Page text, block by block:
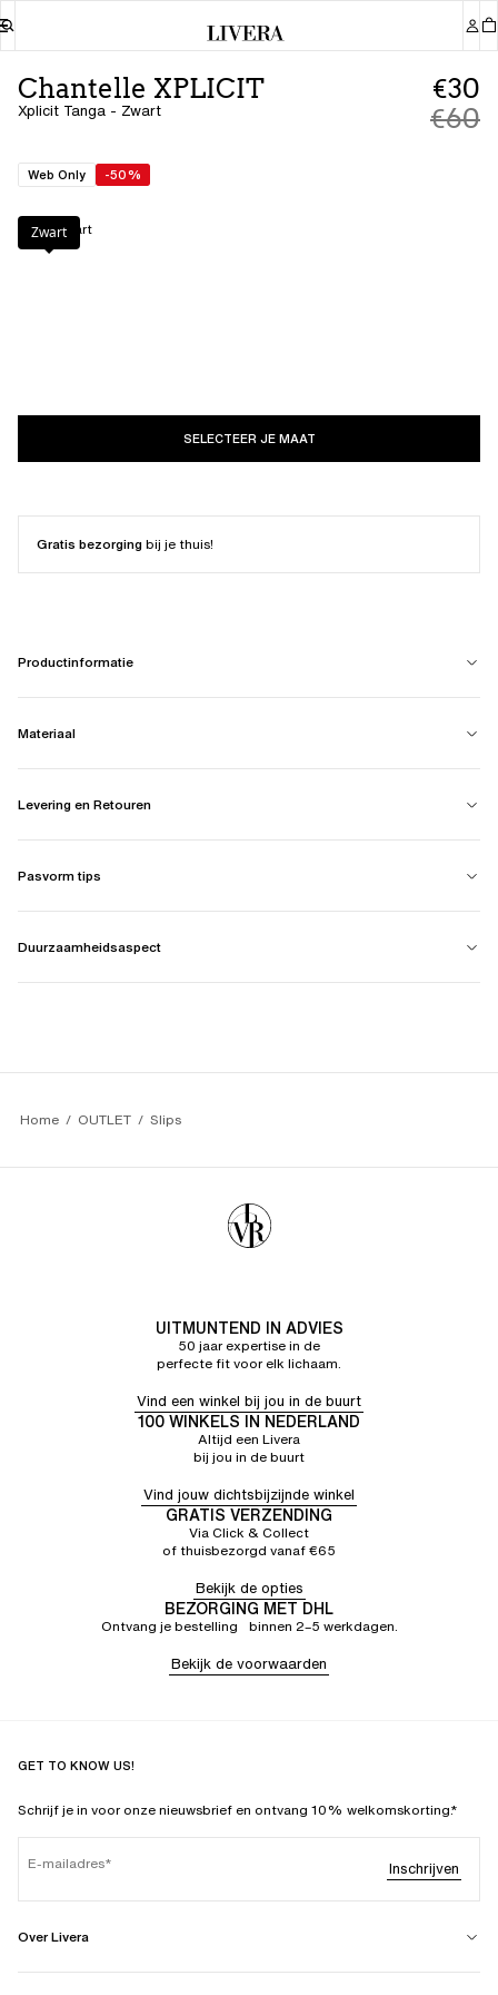
Chantelle XPLICIT
Xplicit Tanga - Zwart
€30
€60
Web Only -50%
Kleur: Zwart
Zwart
SELECTEER JE MAAT
Gratis bezorgingbij je thuis!
Productinformatie
Materiaal
Levering en Retouren
Pasvorm tips
Duurzaamheidsaspect
Home OUTLET Slips
UITMUNTEND IN ADVIES
50 jaar expertise in de
perfecte fit voor elk lichaam.
Vind een winkel bij jou in de buurt
100 WINKELS IN NEDERLAND
Altijd een Livera
bij jou in de buurt
Vind jouw dichtsbijzijnde winkel
GRATIS VERZENDING
Via Click & Collect
of thuisbezorgd vanaf €65
Bekijk de opties
BEZORGING MET DHL
Ontvang je bestelling binnen 2–5 werkdagen.
Bekijk de voorwaarden
GET TO KNOW US!
Schrijf je in voor onze nieuwsbrief en ontvang 10% welkomskorting.*
E-mailadres Inschrijven
Over Livera